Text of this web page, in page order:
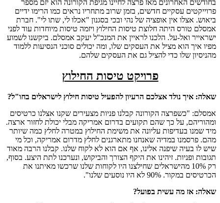
בחודשים האחרונים מאז פרצה לחיינו מגיפת הקורונה הוא יזם מספר
פרוייקטים עסקיים חדשים, בזמן שרוב מתחריו נראים כמו הרימו ידיים
ביאוש. אצלו אין אופציה של נהי ובכי בסגנון "אכלו לי, שתו לי". חברת
אמסלם טורס היתה חלוצת טיסות החילוץ ויזמה טיסות מיוחדות עוד לפני
ישראייר ואל-על. הלכנו לראיין את המנכ"ל יעקב אמסלם. ביקשנו לשמוע
מפיו איך הוא מציל את העסקים שלו, ומה יכולים סוכני הנסיעות ללמוד
מהניסיון שלו כדי להציל גם את העסקים שלהם.
פרויקט טיסות החילוץ
שאלה: איך נולד אצלכם הרעיון להפעיל טיסות חילוץ לישראלים בחו"ל?
אמסלם: "כשפרצה הקורונה קבלנו פניות מצעירים שקנו אצלנו כרטיסים
ומהוריהם, על כך שהם תקועים בדרום אמריקה מבלי יכולת לחזור ארצה.
מיד שמנו בעדיפות עליונה את משימת החילוץ במטרה לחלץ כמה שיותר
מהם. פרסמנו במדיה שאנחנו מתארגנים לחלץ מדרום אמריקה, וכל מי
שיש לו בעיה שיפנה אלינו, אף אם הוא לא לקוח שלנו. קבלנו הרבה מאוד
תגובות ופניות. זיהינו את היקף הצורך והביקוש, ונערכנו לתת היצע. בסוף,
רק 10% מהישראלים שחילצנו היו לקוחות שלנו שרכשו מאיתנו את
הכרטיסים במקור. 90% לא היו נוסעים שלנו".
שאלה: אז מה עשית בפועל?